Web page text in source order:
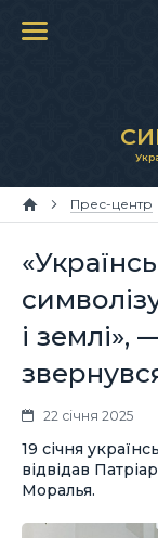
Прес-центр
і землі»,
22 січня 2025
19 січня
відвідав
Моралья.